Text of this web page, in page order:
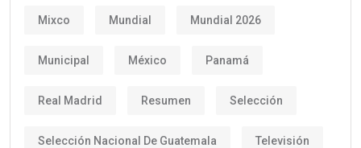
Mixco Mundial Mundial 2026
Municipal México Panamá
Real Madrid Resumen Selección
Selección Nacional De Guatemala Televisión